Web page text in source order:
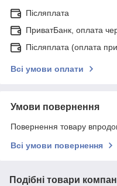
Післяплата
ПриватБанк, оплата
Післяплата (оплата
Всі умови оплати
Умови повернення
Повернення товару
Всі умови повернення
Подібні товари